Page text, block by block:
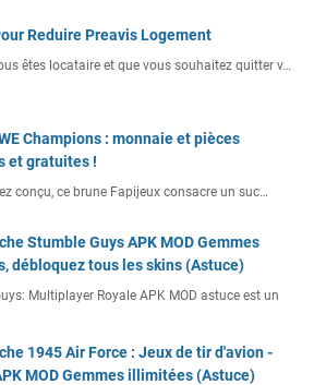
Reduire Preavis Logement
êtes locataire et que vous souhaitez quitter v…
Champions : monnaie et pièces
et gratuites !
conçu, ce brune Fapijeux consacre un suc…
Stumble Guys APK MOD Gemmes
débloquez tous les skins (Astuce)
Multiplayer Royale APK MOD astuce est un
1945 Air Force : Jeux de tir d'avion -
MOD Gemmes illimitées (Astuce)